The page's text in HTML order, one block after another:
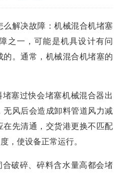
么解决故障：机械混合机堵塞
之一，可能是机具设计有问
。通常，机械混合机堵塞的
塞过快会堵塞机械混合器出
风后会造成卸料管道风力减
先清通，交货港更换不匹配
，使设备正常运行。
破碎、碎料含水量高都会堵